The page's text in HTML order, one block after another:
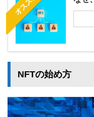
NFTの始め方